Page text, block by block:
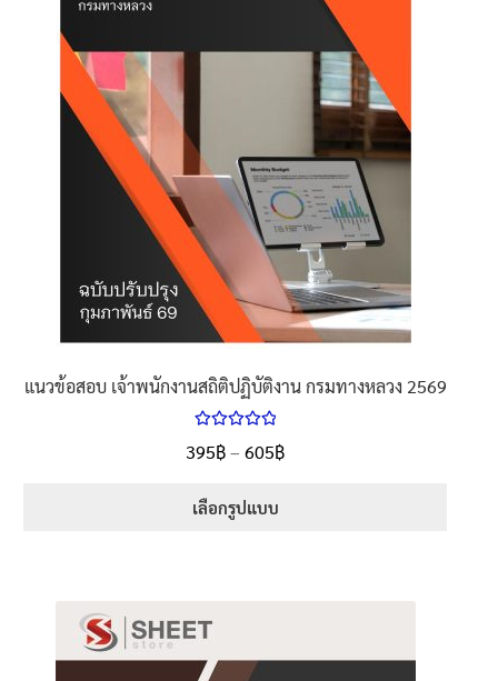
แนวข้อสอบ เจ้าพนักงานสถิติปฏิบัติงาน กรมทางหลวง 2569
ให้คะแนน
5.00
ตั้งแต่
395฿– 605฿
เลือกรูปแบบ